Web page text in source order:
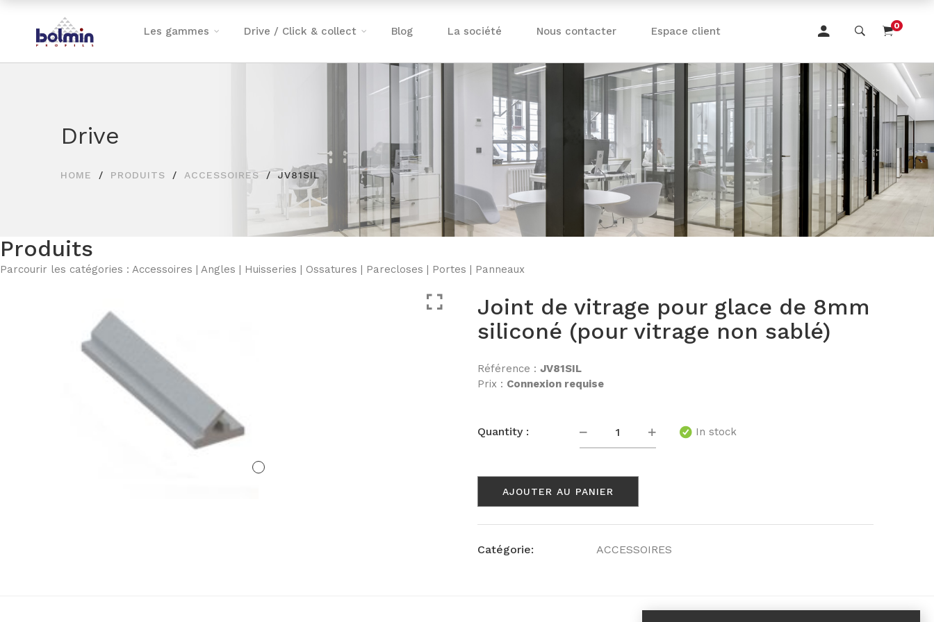
Les gammes Drive / Click & collect Blog La société Nous contacter Espace client 0
Drive
HOME PRODUITS ACCESSOIRES JV81SIL
Produits
Parcourir les catégories : Accessoires | Angles | Huisseries | Ossatures | Parecloses | Portes | Panneaux
Joint de vitrage pour glace de 8mm
siliconé (pour vitrage non sablé)
Référence : JV81SIL
Prix : Connexion requise
Quantity : Quantité In stock
AJOUTER AU PANIER
Catégorie: ACCESSOIRES